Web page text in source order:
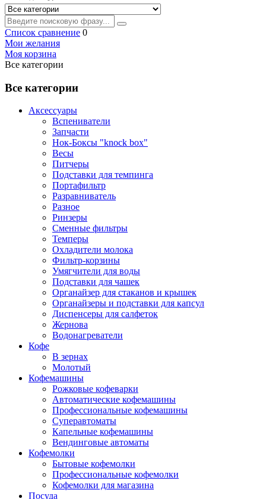
Список сравнение 0
Мои желания
Моя корзина
Все категории
Все категории
Аксессуары
Вспениватели
Запчасти
Нок-Боксы "knock box"
Весы
Питчеры
Подставки для темпинга
Портафильтр
Разравниватель
Разное
Ринзеры
Сменные фильтры
Темперы
Охладители молока
Фильтр-корзины
Умягчители для воды
Подставки для чашек
Органайзер для стаканов и крышек
Органайзеры и подставки для капсул
Диспенсеры для салфеток
Жернова
Водонагреватели
Кофе
В зернах
Молотый
Кофемашины
Рожковые кофеварки
Автоматические кофемашины
Профессиональные кофемашины
Суперавтоматы
Капельные кофемашины
Вендинговые автоматы
Кофемолки
Бытовые кофемолки
Профессиональные кофемолки
Кофемолки для магазина
Посуда